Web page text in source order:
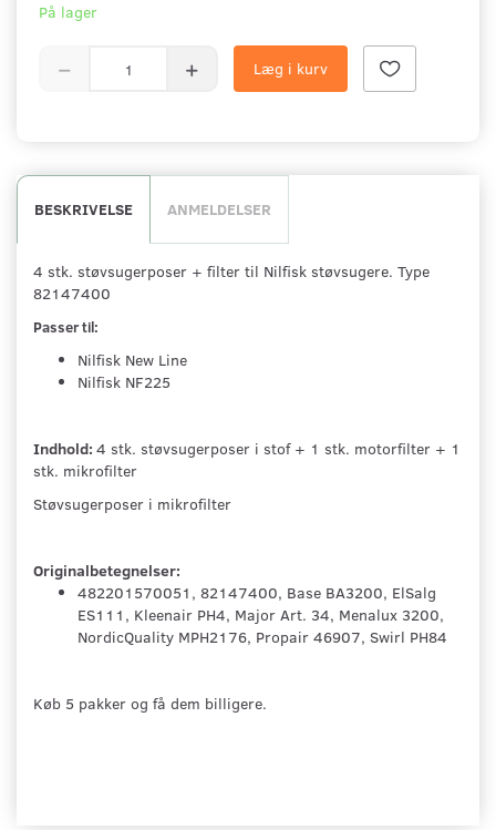
På lager
Læg i kurv
BESKRIVELSE ANMELDELSER
4 stk. støvsugerposer + filter til Nilfisk støvsugere. Type
82147400
Passer til:
Nilfisk New Line
Nilfisk NF225
Indhold: 4 stk. støvsugerposer i stof + 1 stk. motorfilter + 1
stk. mikrofilter
Støvsugerposer i mikrofilter
Originalbetegnelser:
482201570051, 82147400, Base BA3200, ElSalg
ES111, Kleenair PH4, Major Art. 34, Menalux 3200,
NordicQuality MPH2176, Propair 46907, Swirl PH84
Køb 5 pakker og få dem billigere.